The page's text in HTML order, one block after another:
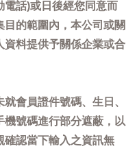
電話)或日後經您同意而
的範圍內，本公司或關
資料提供予關係企業或合
會員證件號碼、生日、
號碼進行部分遮蔽，以
確認當下輸入之資訊無